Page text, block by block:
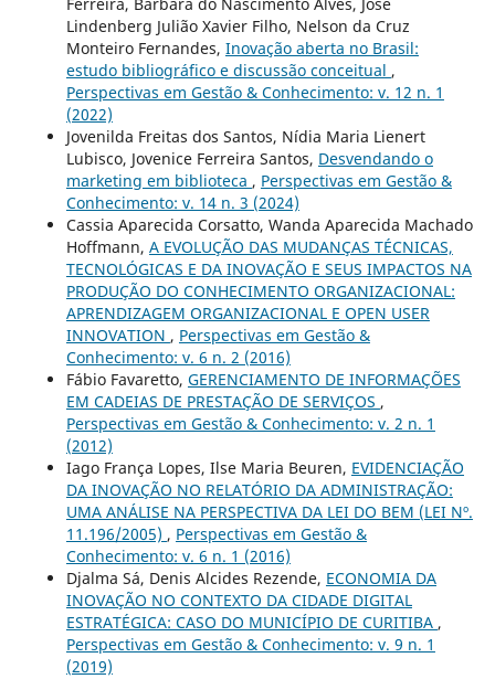
Lindenberg Julião Xavier Filho, Nelson da Cruz
Monteiro Fernandes, Inovação aberta no Brasil:
estudo bibliográfico e discussão conceitual ,
Perspectivas em Gestão & Conhecimento: v. 12 n. 1
(2022)
Jovenilda Freitas dos Santos, Nídia Maria Lienert
Lubisco, Jovenice Ferreira Santos, Desvendando o
marketing em biblioteca , Perspectivas em Gestão &
Conhecimento: v. 14 n. 3 (2024)
Cassia Aparecida Corsatto, Wanda Aparecida Machado
Hoffmann, A EVOLUÇÃO DAS MUDANÇAS TÉCNICAS,
TECNOLÓGICAS E DA INOVAÇÃO E SEUS IMPACTOS NA
PRODUÇÃO DO CONHECIMENTO ORGANIZACIONAL:
APRENDIZAGEM ORGANIZACIONAL E OPEN USER
INNOVATION , Perspectivas em Gestão &
Conhecimento: v. 6 n. 2 (2016)
Fábio Favaretto, GERENCIAMENTO DE INFORMAÇÕES
EM CADEIAS DE PRESTAÇÃO DE SERVIÇOS ,
Perspectivas em Gestão & Conhecimento: v. 2 n. 1
(2012)
Iago França Lopes, Ilse Maria Beuren, EVIDENCIAÇÃO
DA INOVAÇÃO NO RELATÓRIO DA ADMINISTRAÇÃO:
UMA ANÁLISE NA PERSPECTIVA DA LEI DO BEM (LEI Nº.
11.196/2005) , Perspectivas em Gestão &
Conhecimento: v. 6 n. 1 (2016)
Djalma Sá, Denis Alcides Rezende, ECONOMIA DA
INOVAÇÃO NO CONTEXTO DA CIDADE DIGITAL
ESTRATÉGICA: CASO DO MUNICÍPIO DE CURITIBA ,
Perspectivas em Gestão & Conhecimento: v. 9 n. 1
(2019)